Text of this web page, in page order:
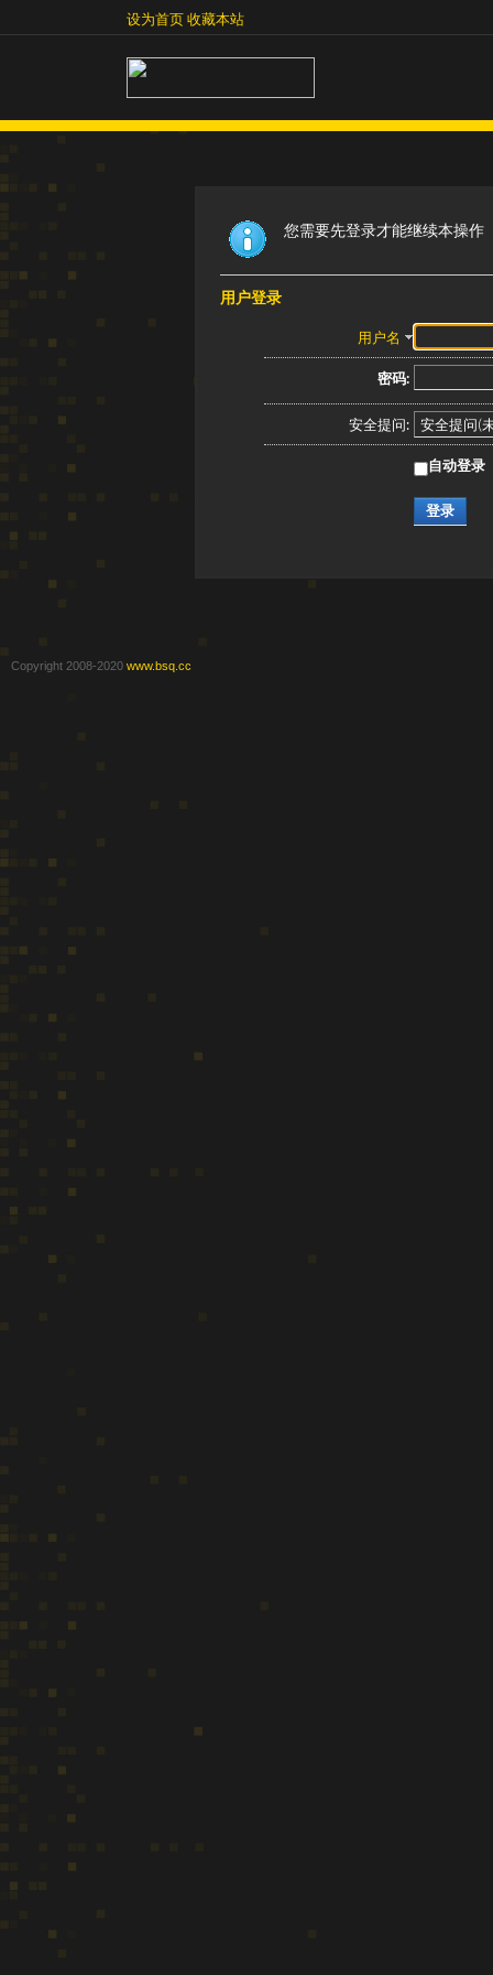
收藏本站设为首页收藏本站
您需要先登录才能继续本操作
用户登录
用户名
密码:
安全提问:
自动登录
登录
Copyright 2008-2020 www.bsq.cc